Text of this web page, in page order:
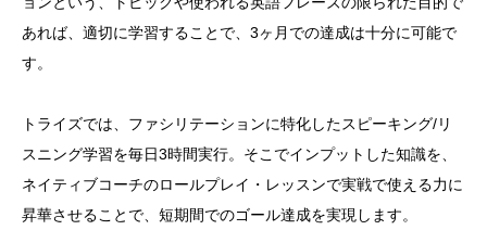
あれば、適切に学習することで、3ヶ月での達成は十分に可能で
す。
トライズでは、ファシリテーションに特化したスピーキング/リ
スニング学習を毎日3時間実行。そこでインプットした知識を、
ネイティブコーチのロールプレイ・レッスンで実戦で使える力に
昇華させることで、短期間でのゴール達成を実現します。